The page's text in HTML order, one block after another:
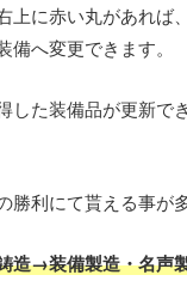
上に赤い丸があれば
へ変更できます。
した装備品が更新で
勝利にて貰える事が
造→装備製造・名声